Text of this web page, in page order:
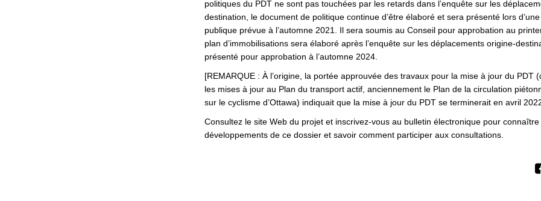
politiques du PDT ne sont pas touchées par les retards dans l’enquête sur les
destination, le document de politique continue d’être élaboré et sera présenté lors
publique prévue à l’automne 2021. Il sera soumis au Conseil pour approbation au
plan d’immobilisations sera élaboré après l’enquête sur les déplacements origine-
présenté pour approbation à l’automne 2024.
[REMARQUE : À l’origine, la portée approuvée des travaux pour la mise à jour du PDT
les mises à jour au Plan du transport actif, anciennement le Plan de la circulation
sur le cyclisme d’Ottawa) indiquait que la mise à jour du PDT se terminerait en avril
Consultez le site Web du projet et inscrivez-vous au bulletin électronique pour connaître
développements de ce dossier et savoir comment participer aux consultations.